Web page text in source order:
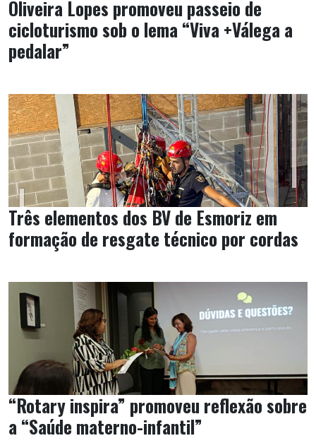
Oliveira Lopes promoveu passeio de
cicloturismo sob o lema “Viva +Válega a
pedalar”
Três elementos dos BV de Esmoriz em
formação de resgate técnico por cordas
“Rotary inspira” promoveu reflexão sobre
a “Saúde materno-infantil”